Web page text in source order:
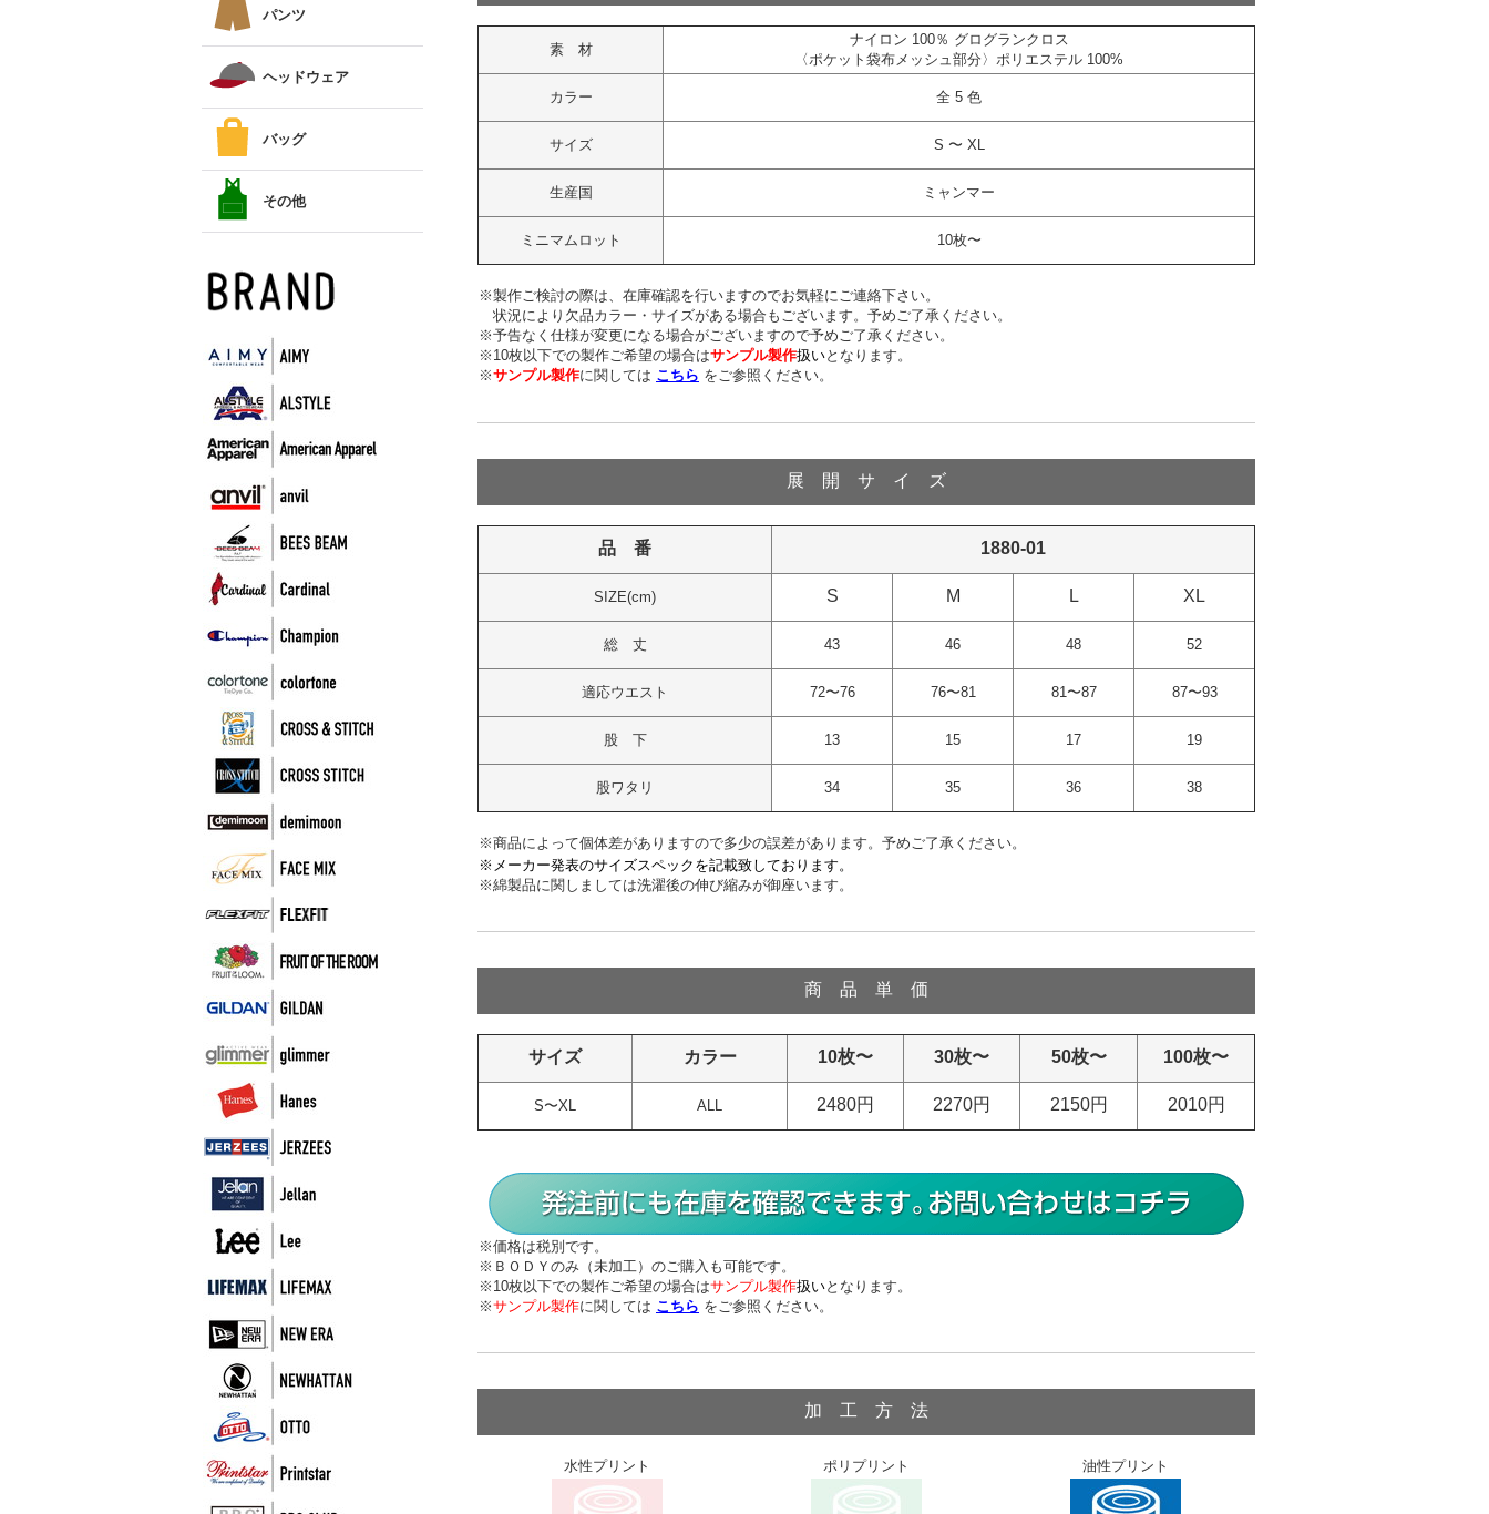
パンツ
ヘッドウェア
バッグ
その他
素 材
ナイロン 100％ グログランクロス
〈ポケット袋布メッシュ部分〉ポリエステル 100%
カラー 全 5 色
サイズ S 〜 XL
生産国 ミャンマー
ミニマムロット 10枚〜
※製作ご検討の際は、在庫確認を行いますのでお気軽にご連絡下さい。
状況により欠品カラー・サイズがある場合もございます。予めご了承ください。
※予告なく仕様が変更になる場合がございますので予めご了承ください。
※10枚以下での製作ご希望の場合はサンプル製作扱いとなります。
※サンプル製作に関しては こちら をご参照ください。
展 開 サ イ ズ
品 番 1880-01
SIZE(cm) S M L XL
総 丈 43 46 48 52
適応ウエスト 72〜76 76〜81 81〜87 87〜93
股 下 13 15 17 19
股ワタリ 34 35 36 38
※商品によって個体差がありますので多少の誤差があります。予めご了承ください。
※メーカー発表のサイズスペックを記載致しております。
※綿製品に関しましては洗濯後の伸び縮みが御座います。
商 品 単 価
サイズ カラー 10枚〜 30枚〜 50枚〜 100枚〜
S〜XL ALL 2480円 2270円 2150円 2010円
※価格は税別です。
※ＢＯＤＹのみ（未加工）のご購入も可能です。
※10枚以下での製作ご希望の場合はサンプル製作扱いとなります。
※サンプル製作に関しては こちら をご参照ください。
加 工 方 法
水性プリント ポリプリント 油性プリント